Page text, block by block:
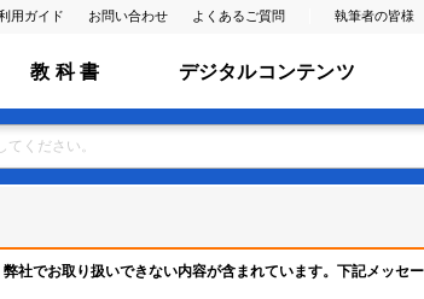
用ガイド お問い合わせ よくあるご質問 執筆者の皆様
教 科 書 デジタルコンテンツ
社でお取り扱いできない内容が含まれています。下記メッセ